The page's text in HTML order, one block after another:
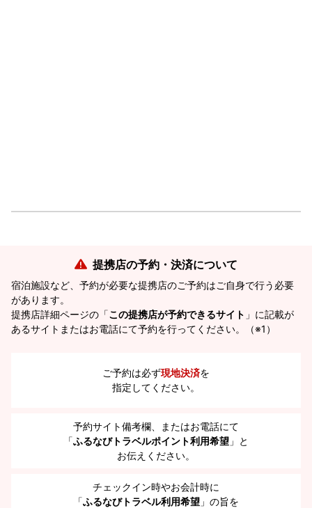
提携店の予約・決済について
宿泊施設など、予約が必要な提携店のご予約はご自身で行う必要
があります。
提携店詳細ページの「この提携店が予約できるサイト 」に記載が
あるサイトまたはお電話にて予約を行ってください。（※1）
ご予約は必ず現地決済を
指定してください。
予約サイト備考欄、またはお電話にて
「ふるなびトラベルポイント利用希望 」と
お伝えください。
チェックイン時やお会計時に
「ふるなびトラベル利用希望 」の旨を